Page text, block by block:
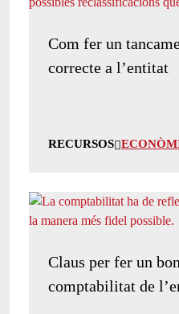
Com fer un
correcte a l’entitat
RECURSOS
Claus per fer un
comptabilitat de